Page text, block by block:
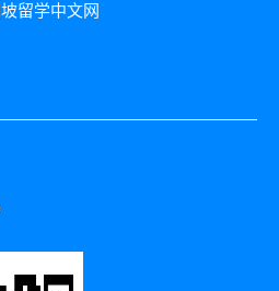
留学中文网